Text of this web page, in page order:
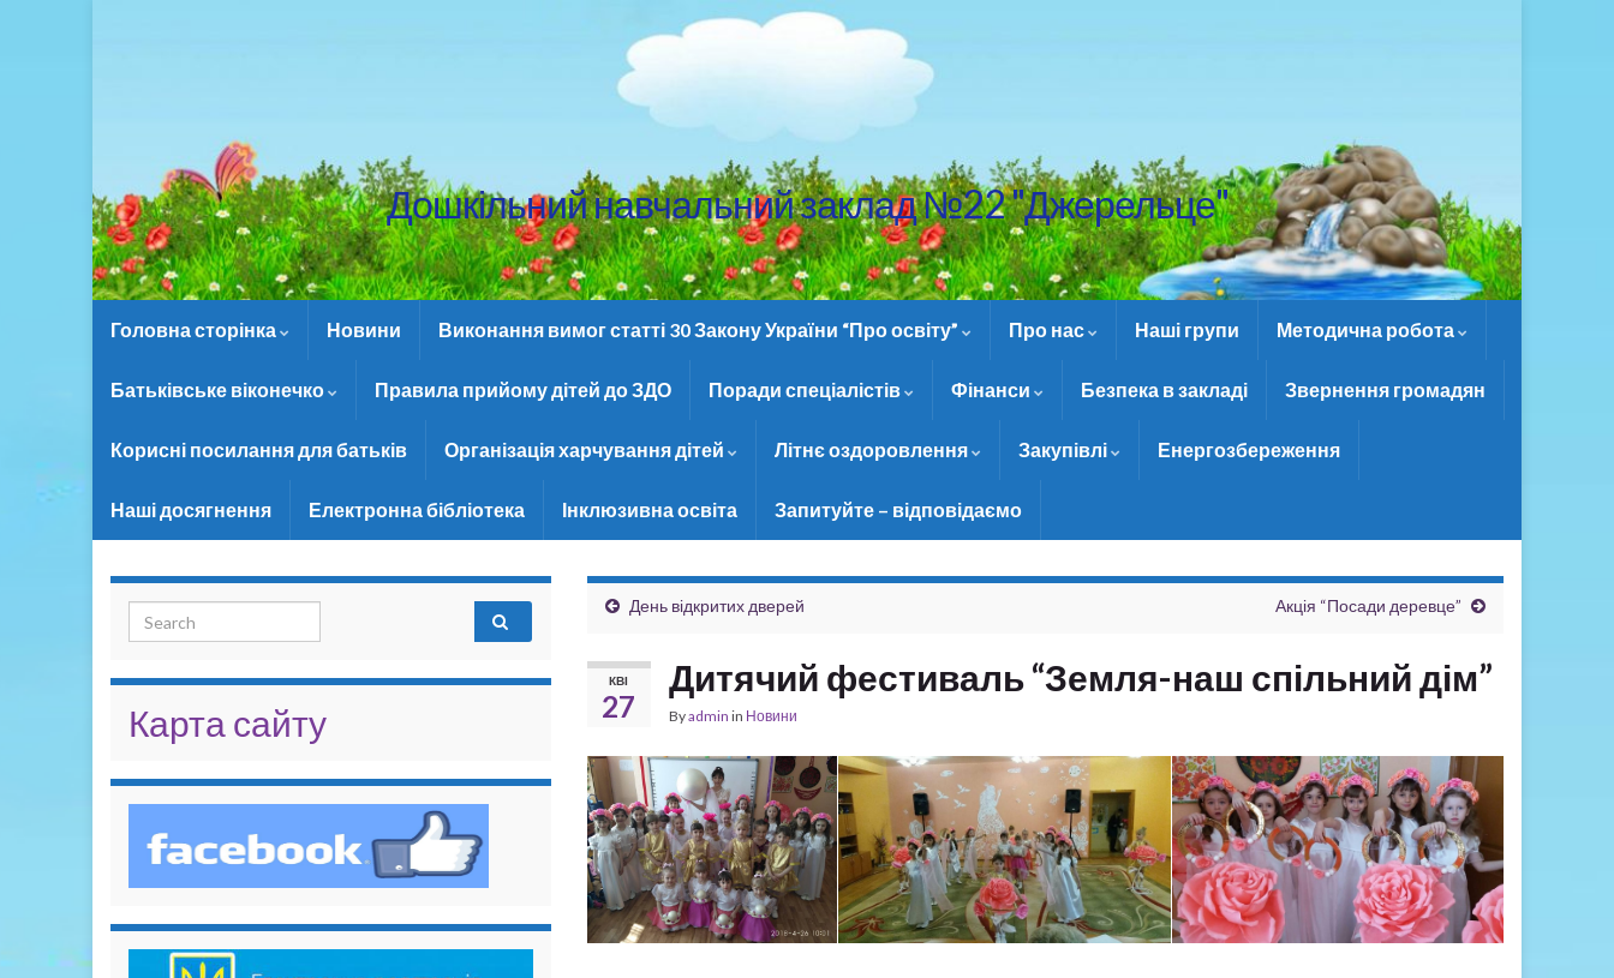
Дошкільний навчальний заклад №22 "Джерельце"
Головна сторінка Новини Виконання вимог статті 30 Закону України “Про освіту” Про нас Наші групи Методична робота
Батьківське віконечко Правила прийому дітей до ЗДО Поради спеціалістів Фінанси Безпека в закладі Звернення громадян
Корисні посилання для батьків Організація харчування дітей Літнє оздоровлення Закупівлі Енергозбереження
Наші досягнення Електронна бібліотека Інклюзивна освіта Запитуйте – відповідаємо
День відкритих дверей Акція “Посади деревце”
КВІ
27
Дитячий фестиваль “Земля-наш спільний дім”
Byadmin in Новини
Search for:
Карта сайту